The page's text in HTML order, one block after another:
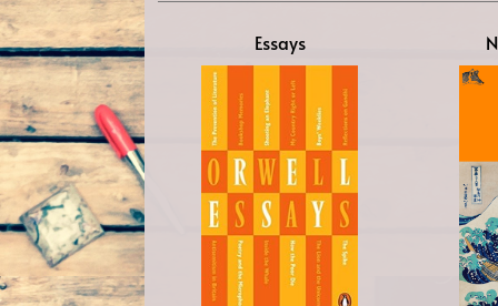
Essays